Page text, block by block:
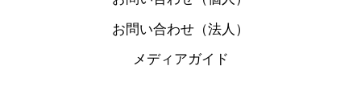
お問い合わせ（法人）
メディアガイド